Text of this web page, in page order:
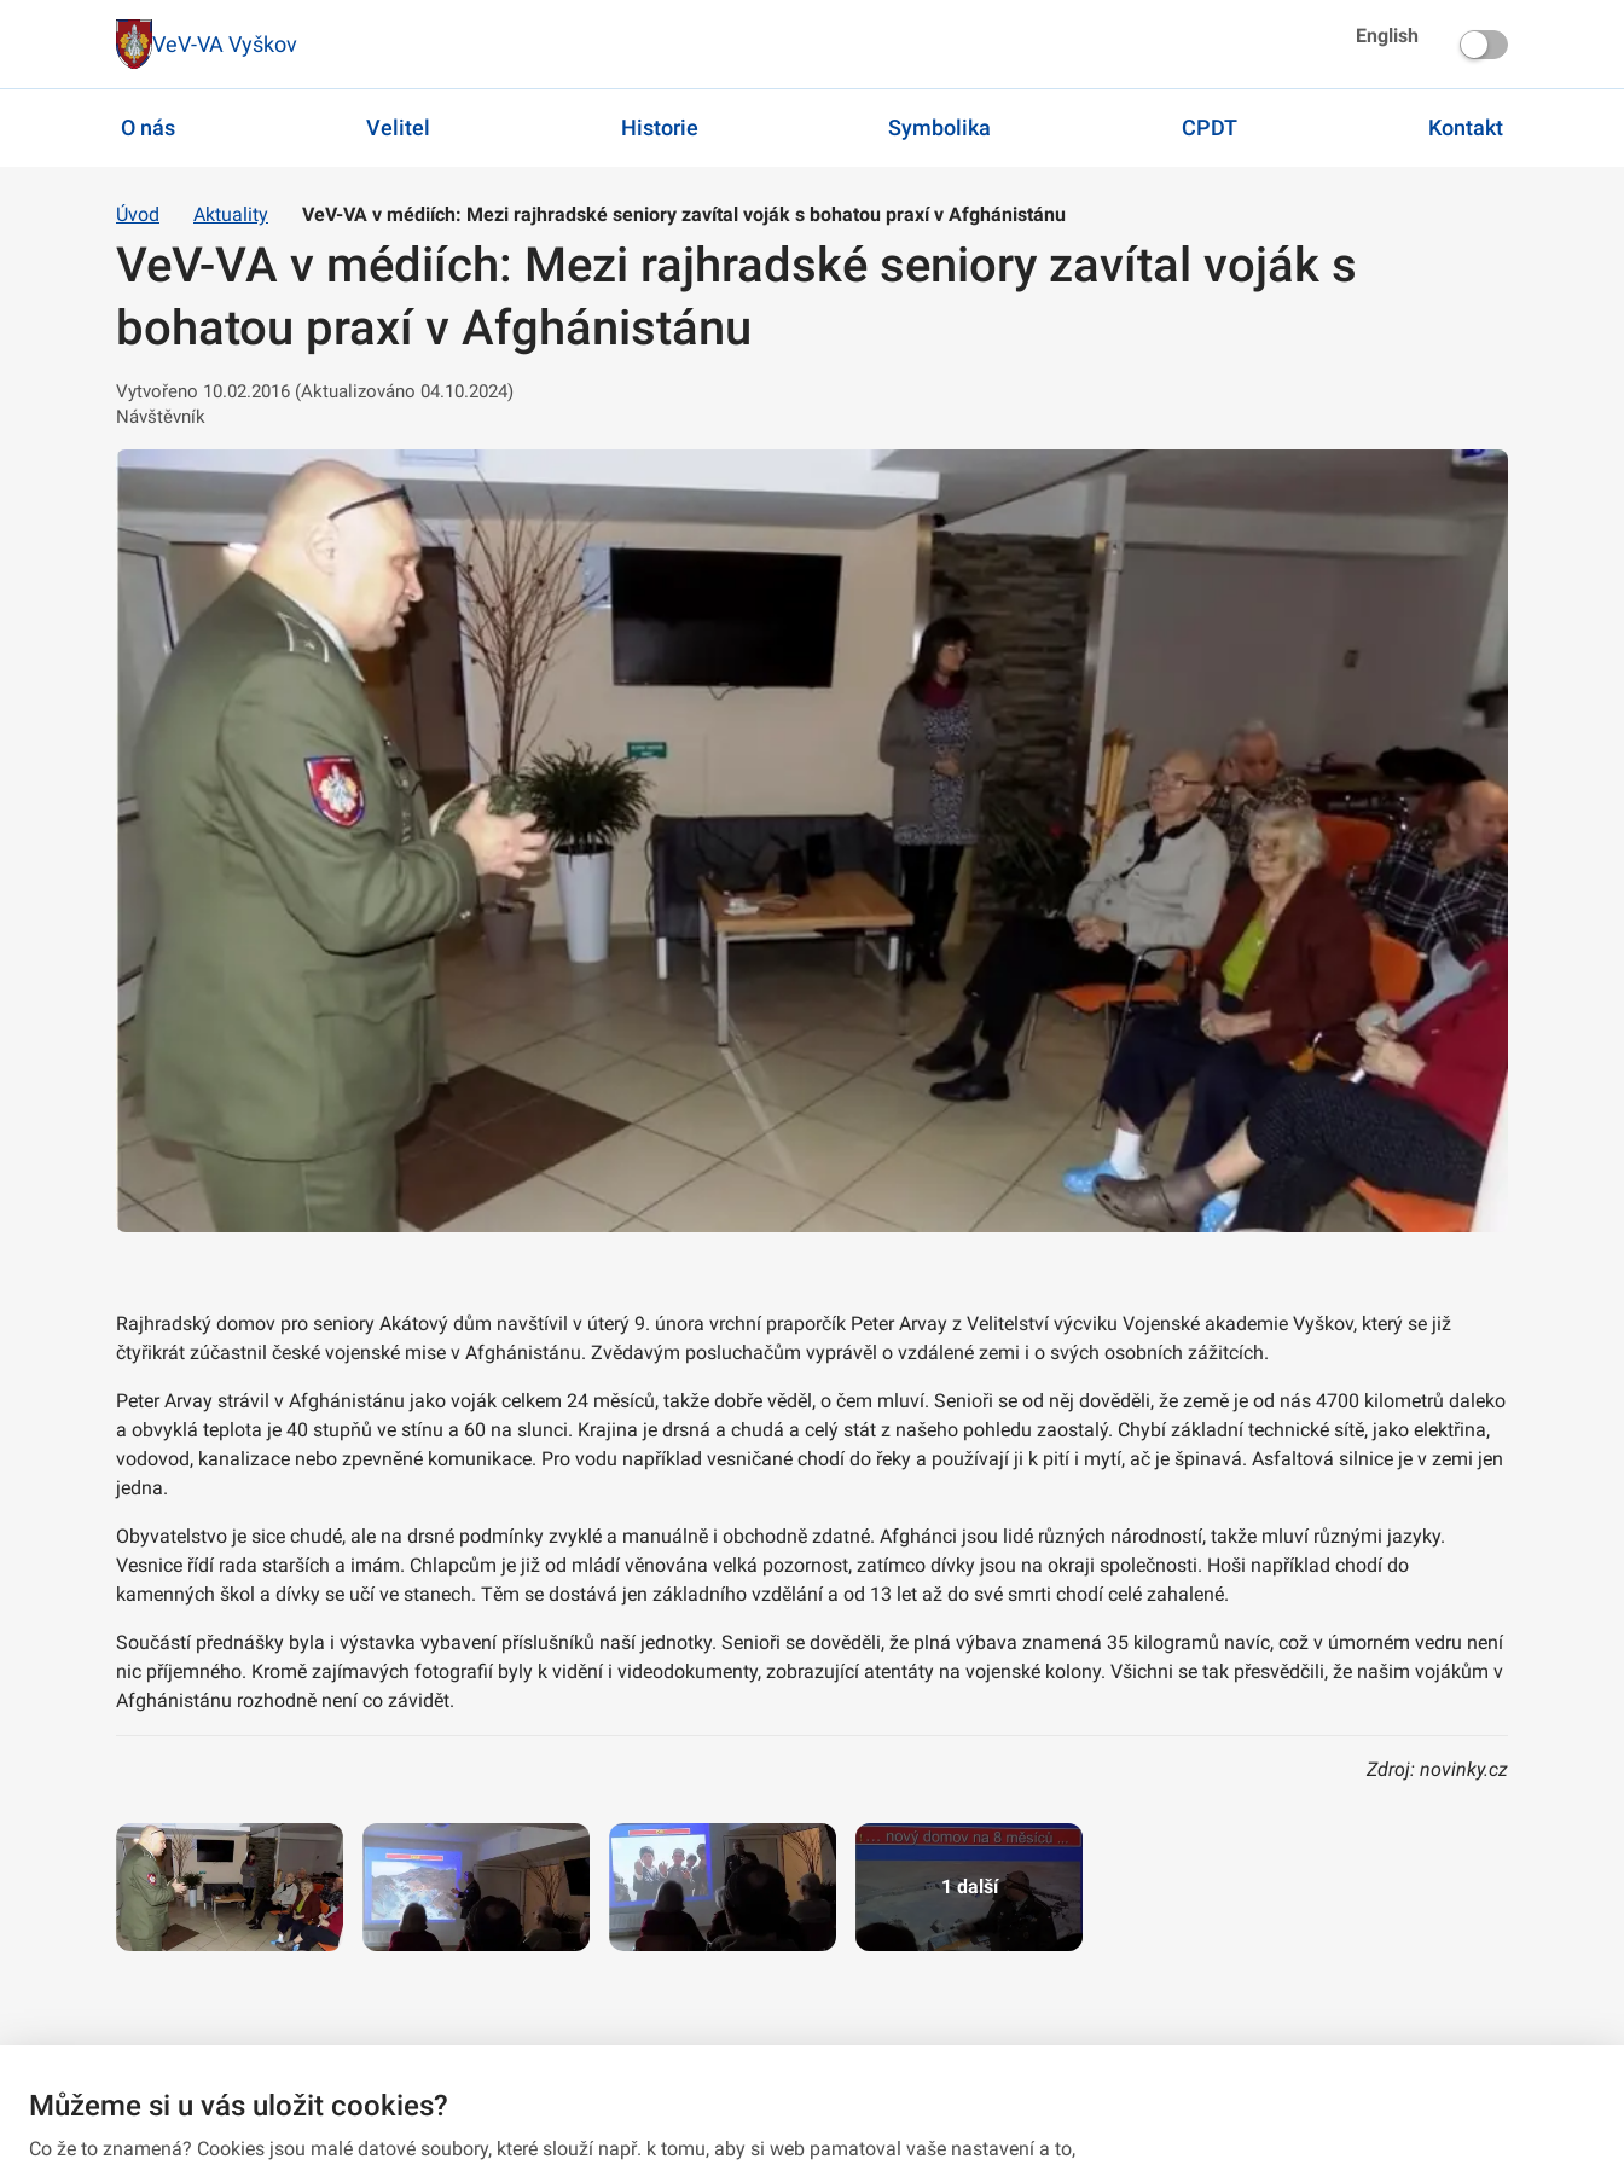
VeV-VA Vyškov English
O nás Velitel Historie Symbolika CPDT Kontakt
Úvod Aktuality VeV-VA v médiích: Mezi rajhradské seniory zavítal voják s bohatou praxí v Afghánistánu
VeV-VA v médiích: Mezi rajhradské seniory zavítal voják s
bohatou praxí v Afghánistánu
Vytvořeno 10.02.2016 (Aktualizováno 04.10.2024)
Návštěvník
Rajhradský domov pro seniory Akátový dům navštívil v úterý 9. února vrchní praporčík Peter Arvay z Velitelství výcviku Vojenské akademie Vyškov, který se již
čtyřikrát zúčastnil české vojenské mise v Afghánistánu. Zvědavým posluchačům vyprávěl o vzdálené zemi i o svých osobních zážitcích.
Peter Arvay strávil v Afghánistánu jako voják celkem 24 měsíců, takže dobře věděl, o čem mluví. Senioři se od něj dověděli, že země je od nás 4700 kilometrů daleko
a obvyklá teplota je 40 stupňů ve stínu a 60 na slunci. Krajina je drsná a chudá a celý stát z našeho pohledu zaostalý. Chybí základní technické sítě, jako elektřina,
vodovod, kanalizace nebo zpevněné komunikace. Pro vodu například vesničané chodí do řeky a používají ji k pití i mytí, ač je špinavá. Asfaltová silnice je v zemi jen
jedna.
Obyvatelstvo je sice chudé, ale na drsné podmínky zvyklé a manuálně i obchodně zdatné. Afghánci jsou lidé různých národností, takže mluví různými jazyky.
Vesnice řídí rada starších a imám. Chlapcům je již od mládí věnována velká pozornost, zatímco dívky jsou na okraji společnosti. Hoši například chodí do
kamenných škol a dívky se učí ve stanech. Těm se dostává jen základního vzdělání a od 13 let až do své smrti chodí celé zahalené.
Součástí přednášky byla i výstavka vybavení příslušníků naší jednotky. Senioři se dověděli, že plná výbava znamená 35 kilogramů navíc, což v úmorném vedru není
nic příjemného. Kromě zajímavých fotografií byly k vidění i videodokumenty, zobrazující atentáty na vojenské kolony. Všichni se tak přesvědčili, že našim vojákům v
Afghánistánu rozhodně není co závidět.
Zdroj: novinky.cz
1 další
Můžeme si u vás uložit cookies?
Co že to znamená? Cookies jsou malé datové soubory, které slouží např. k tomu, aby si web pamatoval vaše nastavení a to,